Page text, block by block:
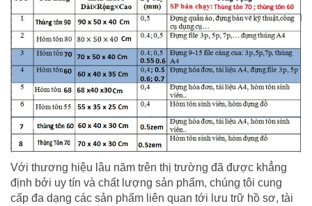
Với thương hiệu lâu năm trên thị trường đã được khẳng
định bởi uy tín và chất lượng sản phẩm, chúng tôi cung
cấp đa dạng các sản phẩm liên quan tới lưu trữ hồ sơ, tài